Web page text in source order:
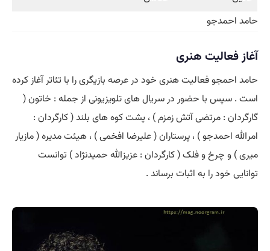
حامد احمدجو
آغاز فعالیت هنری
حامد احمجو فعالیت هنری خود در عرصه بازیگری را با تئاتر آغاز کرده
است . سپس با حضور در سریال های تلویزیونی از جمله : خاتون (
گارگردان : مرتضی آتش زمزم ) ، پشت کوه های بلند ( کارگردان :
امرالله احمدجو ) ، پرستاران ( علیرضا افخمی ) ، هیئت مدیره ( مازیار
میری ) و چرخ و فلک ( کارگردان : عزیزالله حمیدنژاد ) توانست
توانایی خود را به اثبات برساند .